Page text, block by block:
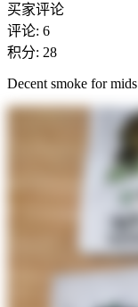
买家评论
评论: 6
积分: 28
Decent smoke for mids